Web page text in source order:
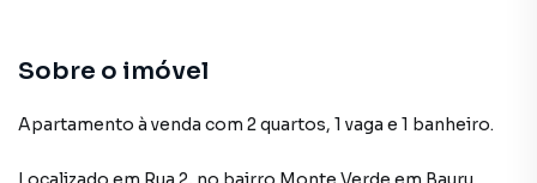
Sobre o imóvel
Apartamento à venda com 2 quartos, 1 vaga e 1 banheiro.